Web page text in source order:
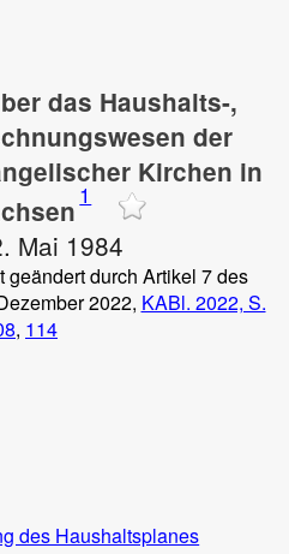
das Haushalts-,
der
Kirchen in
1
Mai 1984
geändert durch Artikel 7 des
2022, KABl. 2022, S.
, 114
des Haushaltsplanes